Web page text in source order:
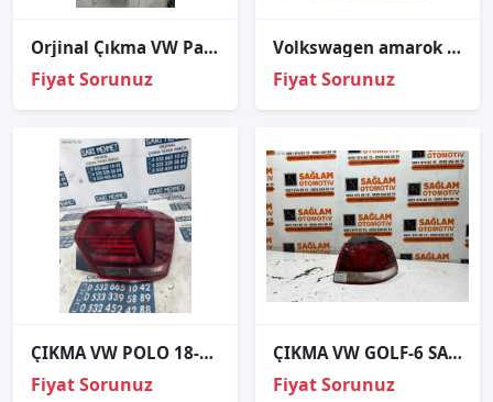
Orjinal Çıkma VW Passat B8.5 Sissiz Sis Kapakları
Fiyat Sorunuz
Volkswagen amarok 2012-2019 sağ ledli far çıkma
Fiyat Sorunuz
ÇIKMA VW POLO 18-22 SAĞ ARKA STOP LAMBASI 2G0945096B
Fiyat Sorunuz
ÇIKMA VW GOLF-6 SAĞ ARKA STOP
Fiyat Sorunuz